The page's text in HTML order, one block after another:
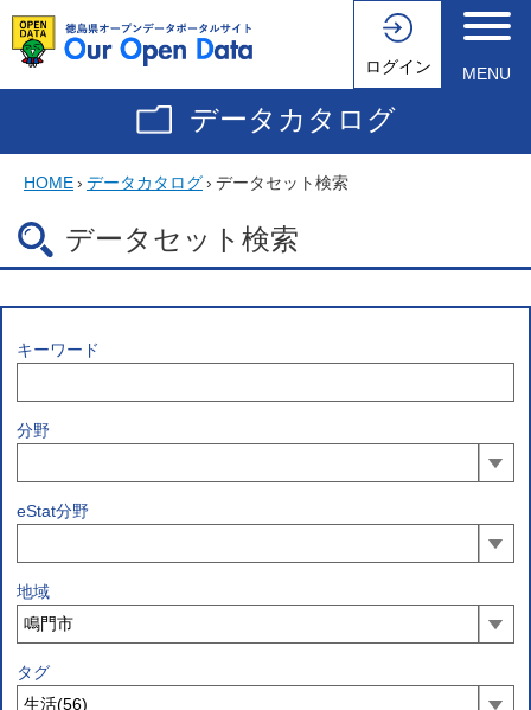
ログイン MENU
データカタログ
HOME› データカタログ› データセット検索
データセット検索
キーワード
分野
eStat分野
地域
タグ